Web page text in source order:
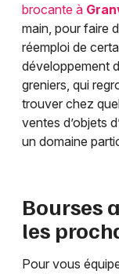
brocante à
main, pour faire
réemploi de
développement
greniers, qui
trouver chez
ventes d’objets
un domaine
Bourses
les
Pour vous